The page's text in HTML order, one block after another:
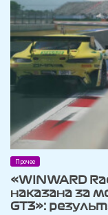
Прочее
«WINWARD
наказана за
GT3»: